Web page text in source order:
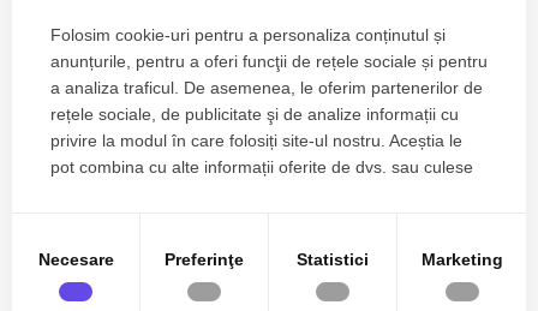
Spatiu birouri ultracentral de inchiriat
Folosim cookie-uri pentru a personaliza conținutul și
anunțurile, pentru a oferi funcţii de rețele sociale și pentru
a analiza traficul. De asemenea, le oferim partenerilor de
rețele sociale, de publicitate şi de analize informații cu
privire la modul în care folosiți site-ul nostru. Aceștia le
pot combina cu alte informații oferite de dvs. sau culese
Necesare Preferinţe Statistici Marketing